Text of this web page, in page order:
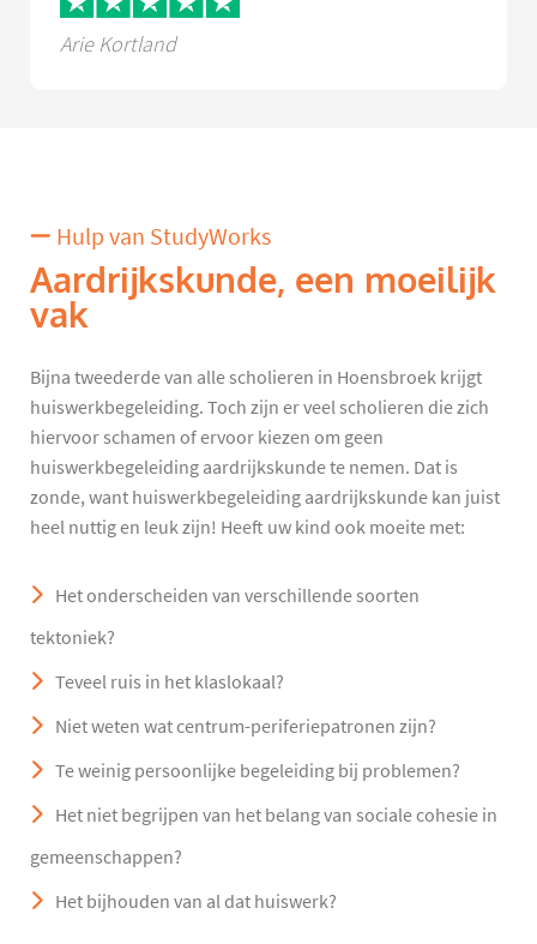
Arie Kortland
Hulp van StudyWorks
Aardrijkskunde, een moeilijk
vak
Bijna tweederde van alle scholieren in Hoensbroek krijgt
huiswerkbegeleiding. Toch zijn er veel scholieren die zich
hiervoor schamen of ervoor kiezen om geen
huiswerkbegeleiding aardrijkskunde te nemen. Dat is
zonde, want huiswerkbegeleiding aardrijkskunde kan juist
heel nuttig en leuk zijn! Heeft uw kind ook moeite met:
Het onderscheiden van verschillende soorten
tektoniek?
Teveel ruis in het klaslokaal?
Niet weten wat centrum-periferiepatronen zijn?
Te weinig persoonlijke begeleiding bij problemen?
Het niet begrijpen van het belang van sociale cohesie in
gemeenschappen?
Het bijhouden van al dat huiswerk?